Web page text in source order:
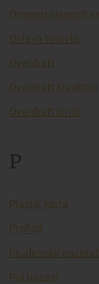
Omonat/depozit
Onlayn to’lovlar
Overdraft
Overdraft kreditlari
Overdraft limiti
P
Plastik karta
Profisit
Prudensial nazorat
Pul bazasi